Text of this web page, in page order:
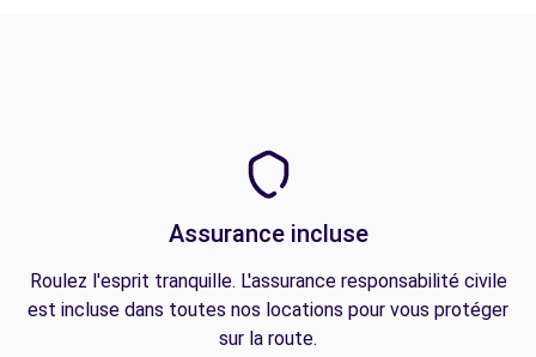
Assurance incluse
Roulez l'esprit tranquille. L'assurance responsabilité civile
est incluse dans toutes nos locations pour vous protéger
sur la route.